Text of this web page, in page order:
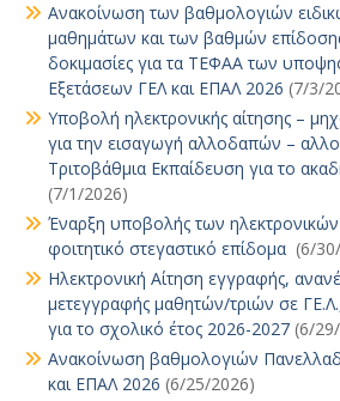
Ανακοίνωση των βαθμολογιών
μαθημάτων και των βαθμών επίδοσης
δοκιμασίες για τα ΤΕΦΑΑ των
Εξετάσεων ΓΕΛ και ΕΠΑΛ 2026 (7/3/
Υποβολή ηλεκτρονικής αίτησης –
για την εισαγωγή αλλοδαπών –
Τριτοβάθμια Εκπαίδευση για το
(7/1/2026)
Έναρξη υποβολής των ηλεκτρονικών
φοιτητικό στεγαστικό επίδομα (6/
Ηλεκτρονική Αίτηση εγγραφής,
μετεγγραφής μαθητών/τριών σε
για το σχολικό έτος 2026-2027 (6/
Ανακοίνωση βαθμολογιών
και ΕΠΑΛ 2026 (6/25/2026)